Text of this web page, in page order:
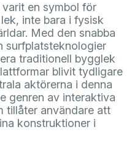
varit en symbol för
inte bara i fysisk
Med den snabba
surfplatsteknologier
traditionell bygglek
blivit tydligare
aktörerna i denna
genren av interaktiva
tillåter användare att
konstruktioner i